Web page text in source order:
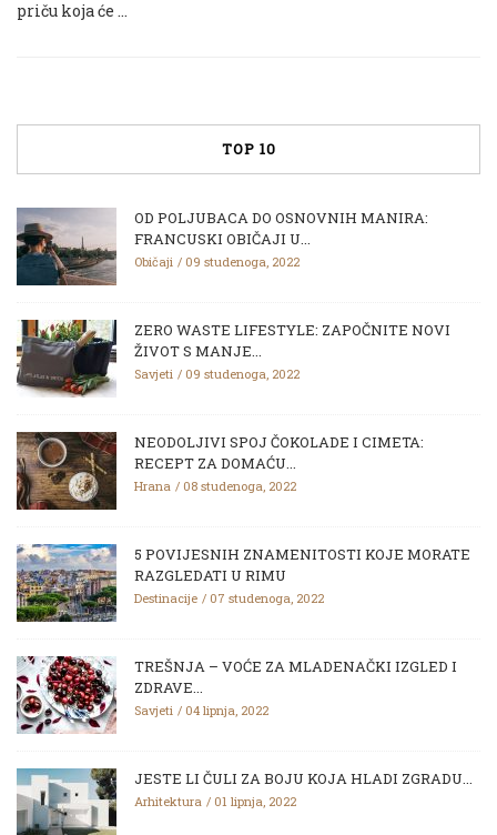
priču koja će …
TOP 10
OD POLJUBACA DO OSNOVNIH MANIRA:
FRANCUSKI OBIČAJI U...
Običaji 09 studenoga, 2022
ZERO WASTE LIFESTYLE: ZAPOČNITE NOVI
ŽIVOT S MANJE...
Savjeti 09 studenoga, 2022
NEODOLJIVI SPOJ ČOKOLADE I CIMETA:
RECEPT ZA DOMAĆU...
Hrana 08 studenoga, 2022
5 POVIJESNIH ZNAMENITOSTI KOJE MORATE
RAZGLEDATI U RIMU
Destinacije 07 studenoga, 2022
TREŠNJA – VOĆE ZA MLADENAČKI IZGLED I
ZDRAVE...
Savjeti 04 lipnja, 2022
JESTE LI ČULI ZA BOJU KOJA HLADI ZGRADU...
Arhitektura 01 lipnja, 2022